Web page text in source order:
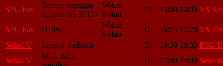
SPU Fav
Trainingsgruppe
Jugend (ab 2013)
Wetzel
Stefan
Di 15:00 16:00 VS Tes
SPU Fav U14w
Wetzel
Stefan
Di 16:15 17:20 VS Tes
Sokol V
Jugend weiblich Di 16:30 18:30 BSG
Sokol V
Midi+Mini
Di 17:00 19:00